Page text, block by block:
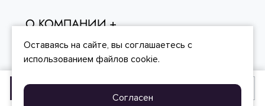
О КОМПАНИИ
ОНЛАЙН - ПОКУПКИ
КЛИЕНТСКИЙ СЕРВИС
Оставаясь на сайте, вы соглашаетесь с
использованием файлов cookie.
Согласен